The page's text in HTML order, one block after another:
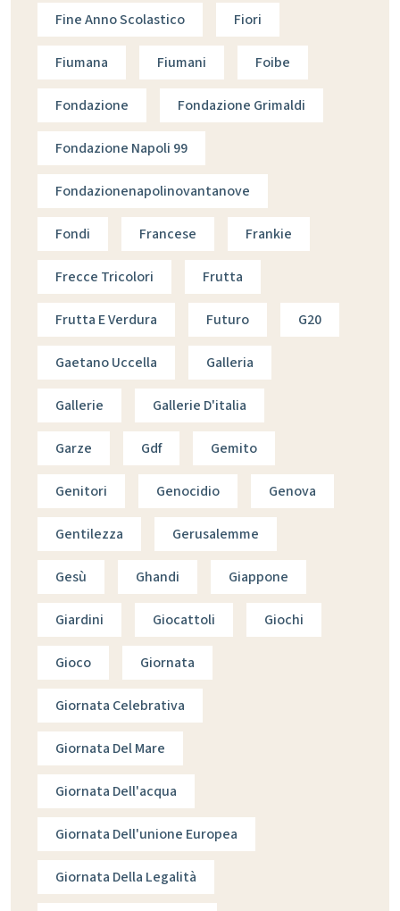
Fine Anno Scolastico Fiori
Fiumana Fiumani Foibe
Fondazione Fondazione Grimaldi
Fondazione Napoli 99
Fondazionenapolinovantanove
Fondi Francese Frankie
Frecce Tricolori Frutta
Frutta E Verdura Futuro G20
Gaetano Uccella Galleria
Gallerie Gallerie D'italia
Garze Gdf Gemito
Genitori Genocidio Genova
Gentilezza Gerusalemme
Gesù Ghandi Giappone
Giardini Giocattoli Giochi
Gioco Giornata
Giornata Celebrativa
Giornata Del Mare
Giornata Dell'acqua
Giornata Dell'unione Europea
Giornata Della Legalità